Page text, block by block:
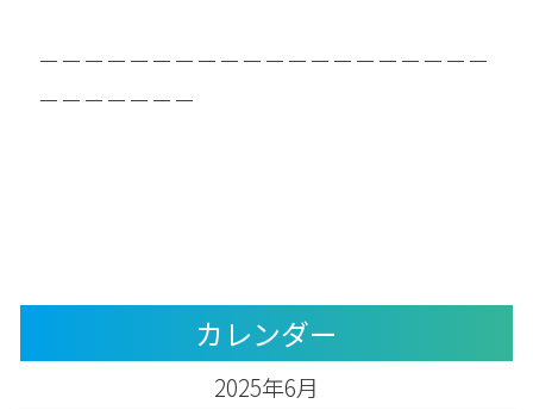
－－－－－－－－－－－－－－－－－－－－
－－－－－－－
カレンダー
2025年6月